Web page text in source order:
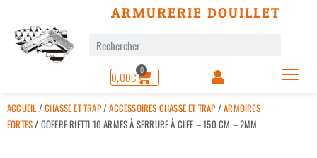
ARMURERIE DOUILLET
0,00€ 0
ACCUEIL /CHASSE ET TRAP/ACCESSOIRES CHASSE ET TRAP /ARMOIRES
FORTES/ COFFRE RIETTI 10 ARMES À SERRURE À CLEF – 150 CM – 2MM